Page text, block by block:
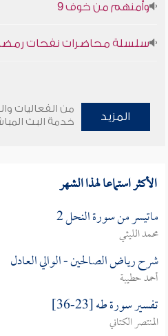
وأمنهم من خوف 9
سلسلة محاضرات نفحات رمضانية
المزيد
من الفعاليات
خدمة البث
الأكثر استماعا لهذا الشهر
ماتيسر من سورة النحل 2
محمد الليثي
شرح رياض الصالحين - الوالي العادل
أحمد حطيبة
تفسير سورة طه [23-36]
المنتصر الكتاني